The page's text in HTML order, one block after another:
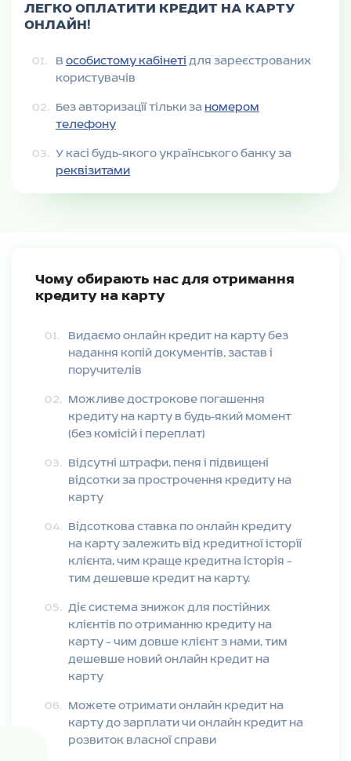
ЛЕГКО ОПЛАТИТИ КРЕДИТ НА КАРТУ
ОНЛАЙН!
В особистому кабінеті для зареєстрованих
користувачів
Без авторизації тільки за номером
телефону
У касі будь-якого українського банку за
реквізитами
Чому обирають нас для отримання
кредиту на карту
Видаємо онлайн кредит на карту без
надання копій документів, застав і
поручителів
Можливе дострокове погашення
кредиту на карту в будь-який момент
(без комісій і переплат)
Відсутні штрафи, пеня і підвищені
відсотки за прострочення кредиту на
карту
Відсоткова ставка по онлайн кредиту
на карту залежить від кредитної історії
клієнта, чим краще кредитна історія –
тим дешевше кредит на карту.
Діє система знижок для постійних
клієнтів по отриманню кредиту на
карту – чим довше клієнт з нами, тим
дешевше новий онлайн кредит на
карту
Можете отримати онлайн кредит на
карту до зарплати чи онлайн кредит на
розвиток власної справи